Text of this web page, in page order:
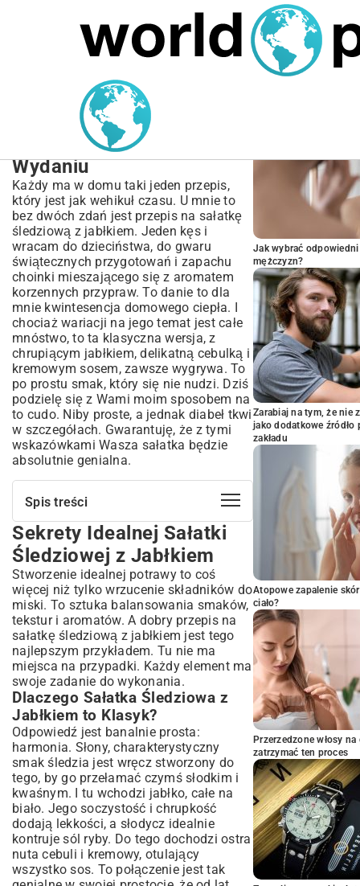
MARIUSZ ŁAMAGA 05.10.2025
Przepis na Sałatkę
Śledziową z Jabłkiem –
Klasyka w Najlepszym
Wydaniu
Każdy ma w domu taki jeden przepis,
który jest jak wehikuł czasu. U mnie to
bez dwóch zdań jest przepis na sałatkę
śledziową z jabłkiem. Jeden kęs i
wracam do dzieciństwa, do gwaru
świątecznych przygotowań i zapachu
choinki mieszającego się z aromatem
korzennych przypraw. To danie to dla
mnie kwintesencja domowego ciepła. I
chociaż wariacji na jego temat jest całe
mnóstwo, to ta klasyczna wersja, z
chrupiącym jabłkiem, delikatną cebulką i
kremowym sosem, zawsze wygrywa. To
po prostu smak, który się nie nudzi. Dziś
podzielę się z Wami moim sposobem na
to cudo. Niby proste, a jednak diabeł tkwi
w szczegółach. Gwarantuję, że z tymi
wskazówkami Wasza sałatka będzie
absolutnie genialna.
Spis treści
Sekrety Idealnej Sałatki Śledziowej z
Jabłkiem
Dlaczego Sałatka Śledziowa z Jabłkiem to
Klasyk?
Różne Oblicza Sałatki Śledziowej – Krótki
Przegląd
Podstawy i Składniki – Co Musisz
Wiedzieć?
Wybór Najlepszych Śledzi – Sól, Olej, czy
Matiasy?
Jabłko w Sałatce Śledziowej – Jaka
Odmiana Będzie Najlepsza?
Inne Kluczowe Składniki i Ich Rola
Lista Składników do Sałatki Śledziowej z
Jabłkiem
Krok po Kroku – Jak Przygotować
Perfekcyjną Sałatkę Śledziową z
Jabłkiem?
Przygotowanie Śledzi – Moczenie, Krojenie,
Doprawianie
Owoce i Warzywa – Krojenie i Mieszanie
Sos do Sałatki Śledziowej – Proporcje i
Sekrety Idealnej Sałatki
Śledziowej z Jabłkiem
Stworzenie idealnej potrawy to coś
więcej niż tylko wrzucenie składników do
miski. To sztuka balansowania smaków,
tekstur i aromatów. A dobry przepis na
sałatkę śledziową z jabłkiem jest tego
najlepszym przykładem. Tu nie ma
miejsca na przypadki. Każdy element ma
swoje zadanie do wykonania.
Dlaczego Sałatka Śledziowa z
Jabłkiem to Klasyk?
Odpowiedź jest banalnie prosta:
harmonia. Słony, charakterystyczny
smak śledzia jest wręcz stworzony do
tego, by go przełamać czymś słodkim i
kwaśnym. I tu wchodzi jabłko, całe na
biało. Jego soczystość i chrupkość
dodają lekkości, a słodycz idealnie
kontruje sól ryby. Do tego dochodzi ostra
nuta cebuli i kremowy, otulający
wszystko sos. To połączenie jest tak
Jak wybrać
mężczyzn?
Zarabiaj na tym, że nie
jako dodatkowe
zakładu
Atopowe zapalenie
ciało?
Przerzedzone włosy
zatrzymać ten proces